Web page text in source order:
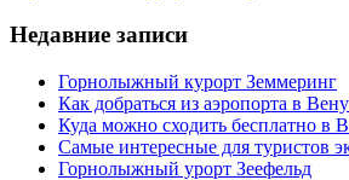
Недавние записи
Горнолыжный курорт Земмеринг
Как добраться из аэропорта в
Куда можно сходить бесплатно в
Самые интересные для туристов
Горнолыжный урорт Зеефельд